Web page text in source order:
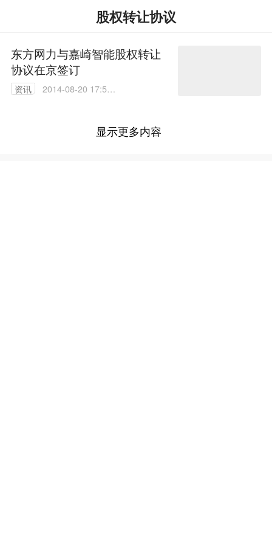
股权转让协议
东方网力与嘉崎智能股权转让
协议在京签订
资讯
2014-08-20 17:59:
显示更多内容